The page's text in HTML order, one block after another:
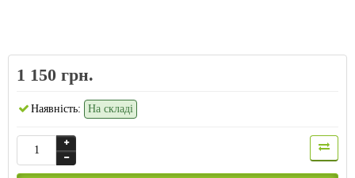
1 150 грн.
Наявність: На складі